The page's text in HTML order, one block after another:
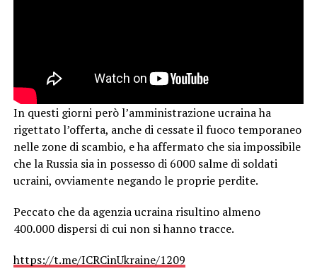
In questi giorni però l’amministrazione ucraina ha
rigettato l’offerta, anche di cessate il fuoco temporaneo
nelle zone di scambio, e ha affermato che sia impossibile
che la Russia sia in possesso di 6000 salme di soldati
ucraini, ovviamente negando le proprie perdite.
Peccato che da agenzia ucraina risultino almeno
400.000 dispersi di cui non si hanno tracce.
https://t.me/ICRCinUkraine/1209